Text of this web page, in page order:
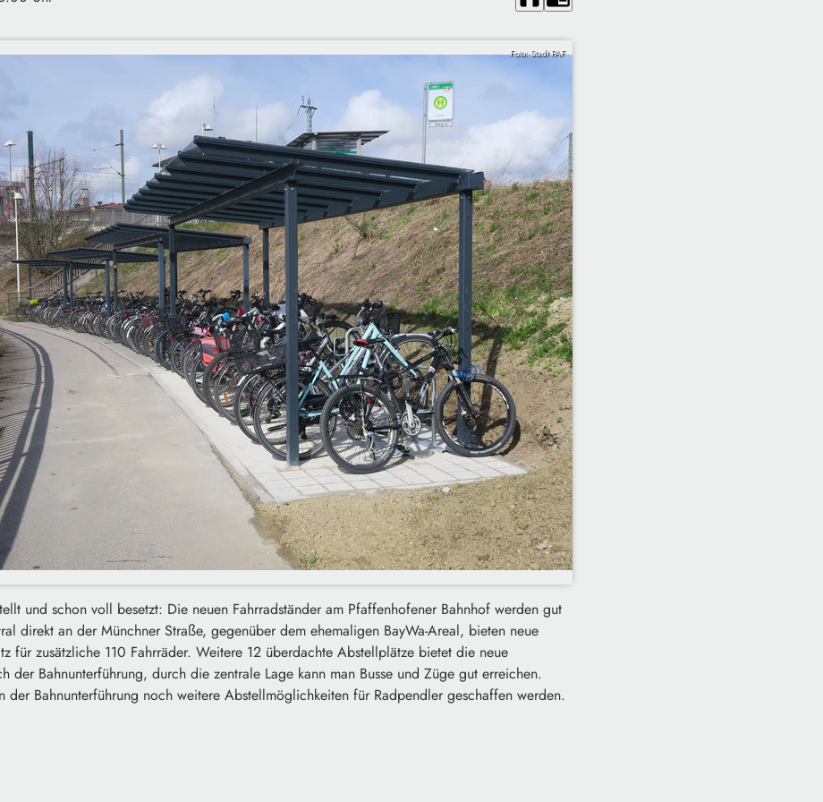
Foto: Stadt PAF
und schon voll besetzt: Die neuen Fahrradständer am Pfaffenhofener Bahnhof werden gut
direkt an der Münchner Straße, gegenüber dem ehemaligen BayWa-Areal, bieten neue
für zusätzliche 110 Fahrräder. Weitere 12 überdachte Abstellplätze bietet die neue
der Bahnunterführung, durch die zentrale Lage kann man Busse und Züge gut erreichen.
der Bahnunterführung noch weitere Abstellmöglichkeiten für Radpendler geschaffen werden.